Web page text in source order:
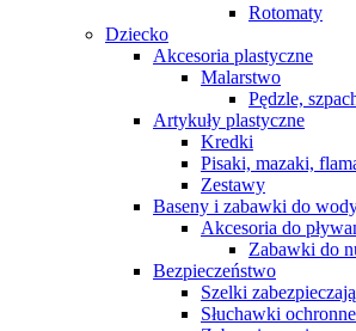
Rotomaty
Dziecko
Akcesoria plastyczne
Malarstwo
Pędzle,
Artykuły plastyczne
Kredki
Pisaki, mazaki,
Zestawy
Baseny i zabawki do
Akcesoria do
Zabawki do
Bezpieczeństwo
Szelki
Słuchawki ochronne